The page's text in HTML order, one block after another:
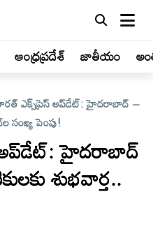
ఆంధ్రప్రదేశ్ జాతీయం
ఎక్స్‌ప్రెస్‌ అప్‌డేట్‌: హైదరాబాద్ –
సంఖ్య పెంపు!
అప్‌డేట్‌: హైదరాబాద్
శుభవార్త..